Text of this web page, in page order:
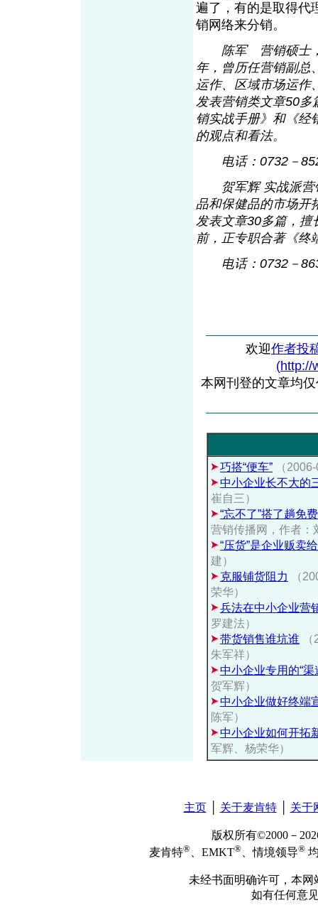
遍了，有的是取得代
销网络来分销。
陈军 营销硕士
年，曾历任营销副总
运作、区域市场运作
发表营销类文章50多
销实战手册》和《经
的观点和看法。
电话：0732－
贺军辉 实战派营
品和保健品的市场开
发表文章30多篇，擅
前，正专职合著《
电话：0732－
欢迎作者投
(http://
本网刊登的文章均
巧搭“便车”
（
中小企业长不大的
崔自三）
“忘不了”搭了趟免
营销传播网，作者：
“压货”是企业贩卖
建）
克服铺货阻力
（
荣华）
兵法在中小企业营
罗建法）
带货销售谁坑谁
朱军祥）
中小企业专用的“渠
贺军辉）
中小企业做好终端
陈军）
中小企业如何开拓
军辉、杨荣华）
主页│ 关于麦肯特│ 关于
版权所有©2000－
麦肯特® 、EMKT® 、情境领导®
未经书面明确许可，本
如有任何意